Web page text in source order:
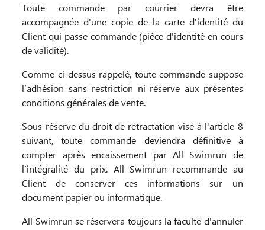
Toute commande par courrier devra être
accompagnée d'une copie de la carte d'identité du
Client qui passe commande (pièce d'identité en cours
de validité).
Comme ci-dessus rappelé, toute commande suppose
l’adhésion sans restriction ni réserve aux présentes
conditions générales de vente.
Sous réserve du droit de rétractation visé à l'article 8
suivant, toute commande deviendra définitive à
compter après encaissement par All Swimrun de
l’intégralité du prix. All Swimrun recommande au
Client de conserver ces informations sur un
document papier ou informatique.
All Swimrun se réservera toujours la faculté d'annuler